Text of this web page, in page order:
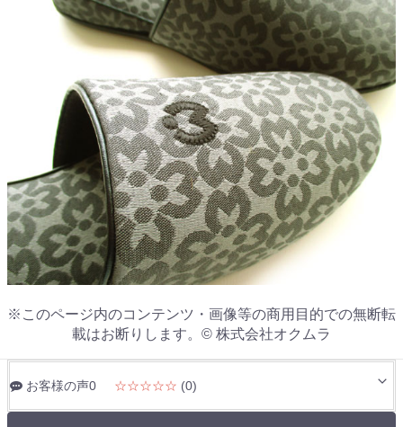
※このページ内のコンテンツ・画像等の商用目的での無断転
載はお断りします。© 株式会社オクムラ
お客様の声0 ☆☆☆☆☆ (0)